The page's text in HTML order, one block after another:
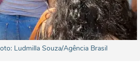
Ludmilla Souza/Agência Brasil